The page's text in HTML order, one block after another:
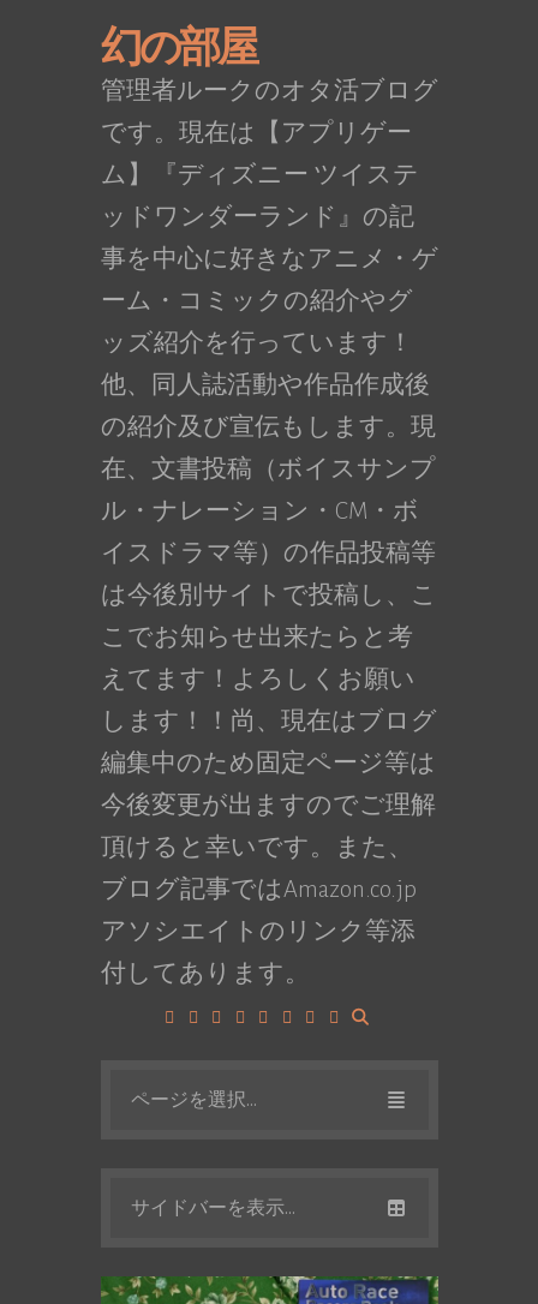
幻の部屋
管理者ルークのオタ活ブログ
です。現在は【アプリゲー
ム】『ディズニー ツイステ
ッドワンダーランド』の記
事を中心に好きなアニメ・ゲ
ーム・コミックの紹介やグ
ッズ紹介を行っています！
他、同人誌活動や作品作成後
の紹介及び宣伝もします。現
在、文書投稿（ボイスサンプ
ル・ナレーション・CM・ボ
イスドラマ等）の作品投稿等
は今後別サイトで投稿し、こ
こでお知らせ出来たらと考
えてます！よろしくお願い
します！！尚、現在はブログ
編集中のため固定ページ等は
今後変更が出ますのでご理解
頂けると幸いです。また、
ブログ記事ではAmazon.co.jp
アソシエイトのリンク等添
付してあります。
ページを選択...
サイドバーを表示...